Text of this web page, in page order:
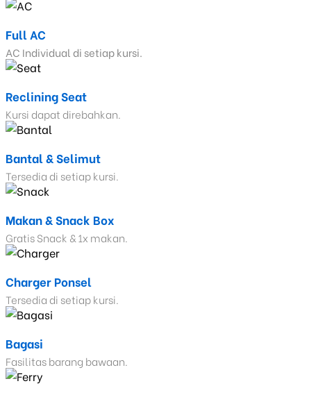
Full AC
AC Individual di setiap kursi.
Reclining Seat
Kursi dapat direbahkan.
Bantal & Selimut
Tersedia di setiap kursi.
Makan & Snack Box
Gratis Snack & 1x makan.
Charger Ponsel
Tersedia di setiap kursi.
Bagasi
Fasilitas barang bawaan.